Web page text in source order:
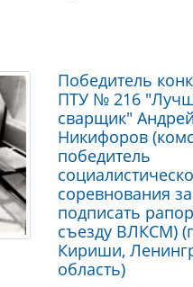
Победитель
ПТУ № 216
сварщик" Андрей
Никифоров
победитель
соревнования
подписать
съезду ВЛКСМ)
Кириши,
область)